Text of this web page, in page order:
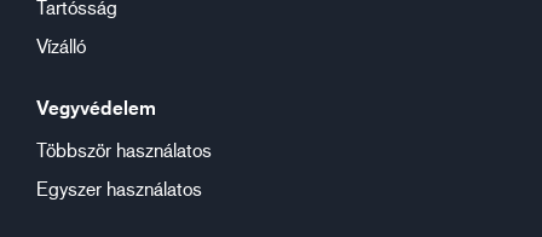
Tartósság
Vízálló
Vegyvédelem
Többször használatos
Egyszer használatos